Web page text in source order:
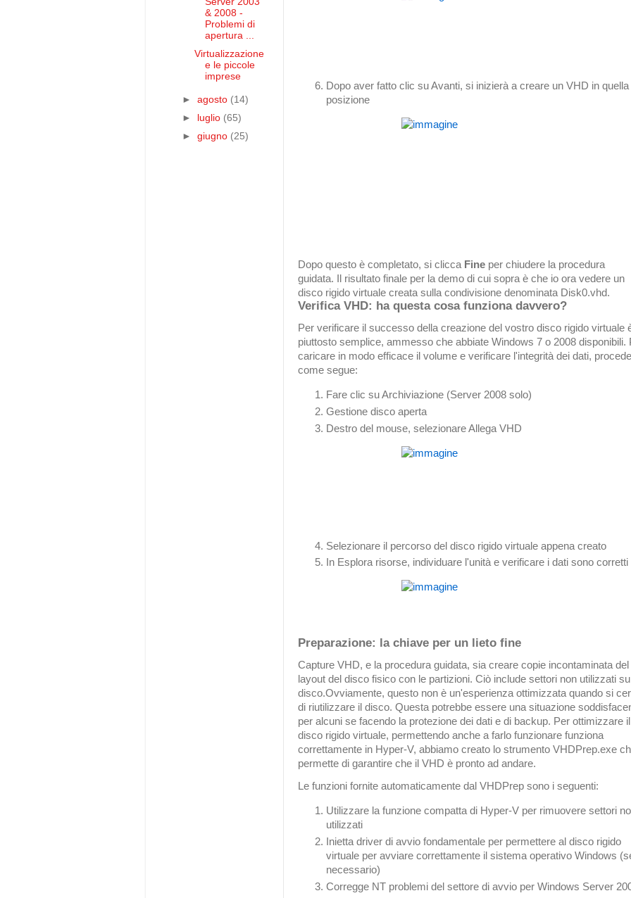
Dopo aver fatto clic su Avanti, si inizierà a creare un VHD in quella
posizione
Dopo questo è completato, si clicca Fine per chiudere la procedura
guidata. Il risultato finale per la demo di cui sopra è che io ora vedere un
disco rigido virtuale creata sulla condivisione denominata Disk0.vhd.
Verifica VHD: ha questa cosa funziona davvero?
Per verificare il successo della creazione del vostro disco rigido virtuale
piuttosto semplice, ammesso che abbiate Windows 7 o 2008 disponibili.
caricare in modo efficace il volume e verificare l'integrità dei dati,
come segue:
Fare clic su Archiviazione (Server 2008 solo)
Gestione disco aperta
Destro del mouse, selezionare Allega VHD
Selezionare il percorso del disco rigido virtuale appena creato
In Esplora risorse, individuare l'unità e verificare i dati sono corretti
Preparazione: la chiave per un lieto fine
Capture VHD, e la procedura guidata, sia creare copie incontaminata del
layout del disco fisico con le partizioni. Ciò include settori non utilizzati
disco.Ovviamente, questo non è un'esperienza ottimizzata quando si
di riutilizzare il disco. Questa potrebbe essere una situazione
per alcuni se facendo la protezione dei dati e di backup. Per ottimizzare il
disco rigido virtuale, permettendo anche a farlo funzionare funziona
correttamente in Hyper-V, abbiamo creato lo strumento VHDPrep.exe
permette di garantire che il VHD è pronto ad andare.
Le funzioni fornite automaticamente dal VHDPrep sono i seguenti:
Utilizzare la funzione compatta di Hyper-V per rimuovere settori
utilizzati
Inietta driver di avvio fondamentale per permettere al disco rigido
virtuale per avviare correttamente il sistema operativo Windows
necessario)
Corregge NT problemi del settore di avvio per Windows Server
& 2008 -
Problemi di
apertura ...
Virtualizzazione
e le piccole
imprese
►agosto (14)
►
luglio (65)
►giugno (25)